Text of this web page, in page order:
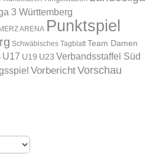
3 Württemberg
MERZ ARENA Punktspiel
Schwäbisches Tagblatt Team Damen
U17 U19 U23 Verbandsstaffel Süd
VorberichtVorschau